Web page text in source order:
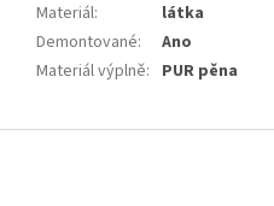
Materiál:
látka
Demontované:
Ano
Materiál výplně: PUR pěna